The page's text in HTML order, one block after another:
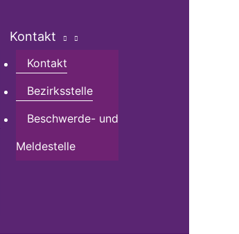
Kontakt
Kontakt
Bezirksstelle
Beschwerde- und
Meldestelle